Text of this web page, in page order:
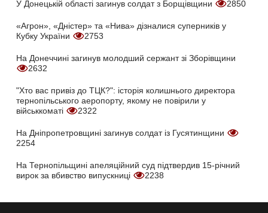
У Донецькій області загинув солдат з Борщівщини 2850
«Агрон», «Дністер» та «Нива» дізналися суперників у
Кубку України
2753
На Донеччині загинув молодший сержант зі Зборівщини
2632
"Хто вас привіз до ТЦК?": історія колишнього директора
тернопільського аеропорту, якому не повірили у
військкоматі
2322
На Дніпропетровщині загинув солдат із Гусятинщини
2254
На Тернопільщині апеляційний суд підтвердив 15-річний
вирок за вбивство випускниці
2238